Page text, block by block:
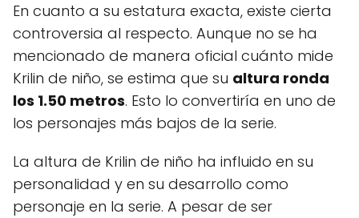
En cuanto a su estatura exacta, existe cierta
controversia al respecto. Aunque no se ha
mencionado de manera oficial cuánto mide
Krilin de niño, se estima que su altura ronda
los 1.50 metros. Esto lo convertiría en uno de
los personajes más bajos de la serie.
La altura de Krilin de niño ha influido en su
personalidad y en su desarrollo como
personaje en la serie. A pesar de ser